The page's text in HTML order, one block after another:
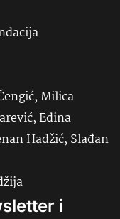
Milica
Edina
Hadžić, Slađan
i